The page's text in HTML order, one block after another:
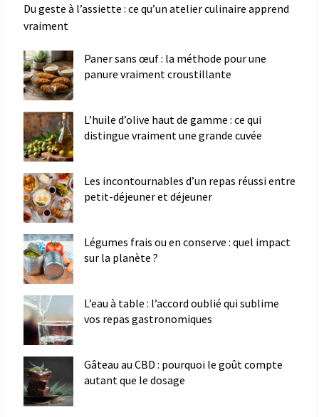
Du geste à l’assiette : ce qu’un atelier culinaire apprend
vraiment
Paner sans œuf : la méthode pour une
panure vraiment croustillante
L’huile d’olive haut de gamme : ce qui
distingue vraiment une grande cuvée
Les incontournables d’un repas réussi entre
petit-déjeuner et déjeuner
Légumes frais ou en conserve : quel impact
sur la planète ?
L’eau à table : l’accord oublié qui sublime
vos repas gastronomiques
Gâteau au CBD : pourquoi le goût compte
autant que le dosage